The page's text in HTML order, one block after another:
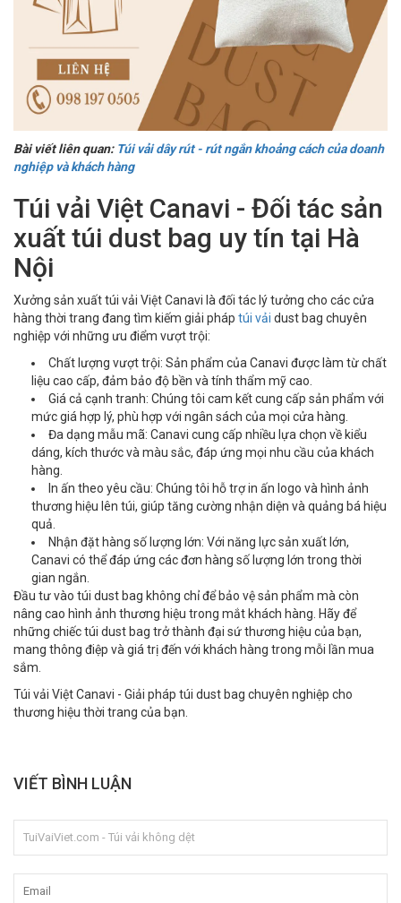
Bài viết liên quan: Túi vải dây rút - rút ngắn khoảng cách của doanh
nghiệp và khách hàng
Túi vải Việt Canavi - Đối tác sản
xuất túi dust bag uy tín tại Hà
Nội
Xưởng sản xuất túi vải Việt Canavi là đối tác lý tưởng cho các cửa
hàng thời trang đang tìm kiếm giải pháp túi vải dust bag chuyên
nghiệp với những ưu điểm vượt trội:
Chất lượng vượt trội: Sản phẩm của Canavi được làm từ chất
liệu cao cấp, đảm bảo độ bền và tính thẩm mỹ cao.
Giá cả cạnh tranh: Chúng tôi cam kết cung cấp sản phẩm với
mức giá hợp lý, phù hợp với ngân sách của mọi cửa hàng.
Đa dạng mẫu mã: Canavi cung cấp nhiều lựa chọn về kiểu
dáng, kích thước và màu sắc, đáp ứng mọi nhu cầu của khách
hàng.
In ấn theo yêu cầu: Chúng tôi hỗ trợ in ấn logo và hình ảnh
thương hiệu lên túi, giúp tăng cường nhận diện và quảng bá hiệu
quả.
Nhận đặt hàng số lượng lớn: Với năng lực sản xuất lớn,
Canavi có thể đáp ứng các đơn hàng số lượng lớn trong thời
gian ngắn.
Đầu tư vào túi dust bag không chỉ để bảo vệ sản phẩm mà còn
nâng cao hình ảnh thương hiệu trong mắt khách hàng. Hãy để
những chiếc túi dust bag trở thành đại sứ thương hiệu của bạn,
mang thông điệp và giá trị đến với khách hàng trong mỗi lần mua
sắm.
Túi vải Việt Canavi - Giải pháp túi dust bag chuyên nghiệp cho
thương hiệu thời trang của bạn.
VIẾT BÌNH LUẬN